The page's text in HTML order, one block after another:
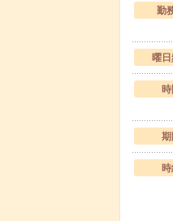
勤
曜
時
期